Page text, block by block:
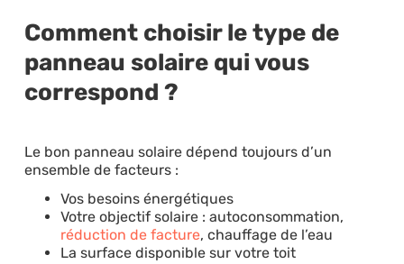
Comment choisir le type de
panneau solaire qui vous
correspond ?
Le bon panneau solaire dépend toujours d’un
ensemble de facteurs :
Vos besoins énergétiques
Votre objectif solaire : autoconsommation,
réduction de facture, chauffage de l’eau
La surface disponible sur votre toit